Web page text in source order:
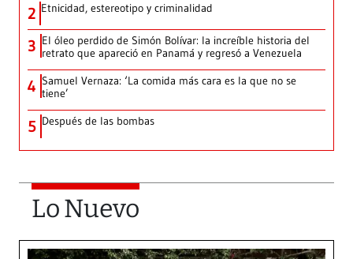
2 Etnicidad, estereotipo y criminalidad
3 El óleo perdido de Simón Bolívar: la increíble historia del
retrato que apareció en Panamá y regresó a Venezuela
4 Samuel Vernaza: ‘La comida más cara es la que no se
tiene’
5 Después de las bombas
Lo Nuevo